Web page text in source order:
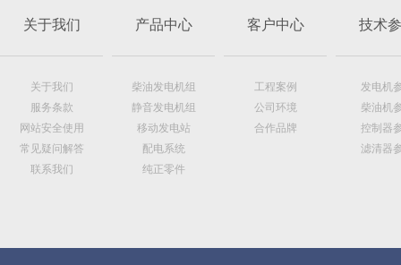
关于我们
关于我们
服务条款
网站安全使用
常见疑问解答
联系我们
产品中心
柴油发电机组
静音发电机组
移动发电站
配电系统
纯正零件
客户中心
工程案例
公司环境
合作品牌
技术
发电机
柴油机
控制器
滤清器